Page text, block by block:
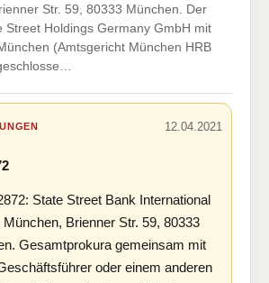
Str. 59, 80333 München. Der
Street Holdings Germany GmbH mit
(Amtsgericht München HRB
12.04.2021
State Street Bank International
Brienner Str. 59, 80333
Gesamtprokura gemeinsam mit
oder einem anderen